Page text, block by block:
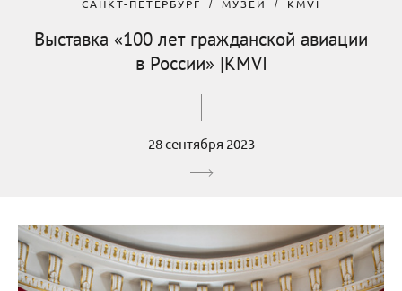
САНКТ-ПЕТЕРБУРГ МУЗЕЙ KMVI
Выставка «100 лет гражданской авиации
в России» |KMVI
28 сентября 2023